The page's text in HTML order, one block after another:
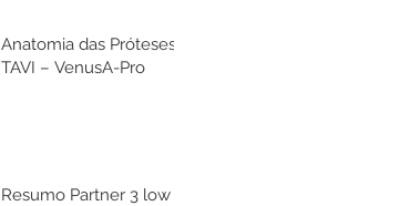
Anatomia das Próteses
TAVI – VenusA-Pro
Resumo Partner 3 low